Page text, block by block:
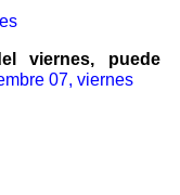
viernes, puede
07, viernes